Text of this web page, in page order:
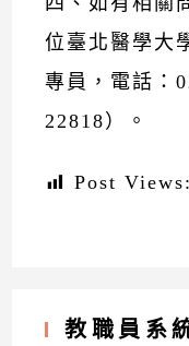
位臺北醫學大
專員，電話：
22818）。
Post Views:
教職員系